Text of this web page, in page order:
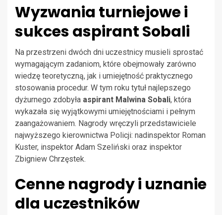
Wyzwania turniejowe i
sukces aspirant Sobali
Na przestrzeni dwóch dni uczestnicy musieli sprostać
wymagającym zadaniom, które obejmowały zarówno
wiedzę teoretyczną, jak i umiejętność praktycznego
stosowania procedur. W tym roku tytuł najlepszego
dyżurnego zdobyła aspirant Malwina Sobali, która
wykazała się wyjątkowymi umiejętnościami i pełnym
zaangażowaniem. Nagrody wręczyli przedstawiciele
najwyższego kierownictwa Policji: nadinspektor Roman
Kuster, inspektor Adam Szeliński oraz inspektor
Zbigniew Chrzęstek.
Cenne nagrody i uznanie
dla uczestników